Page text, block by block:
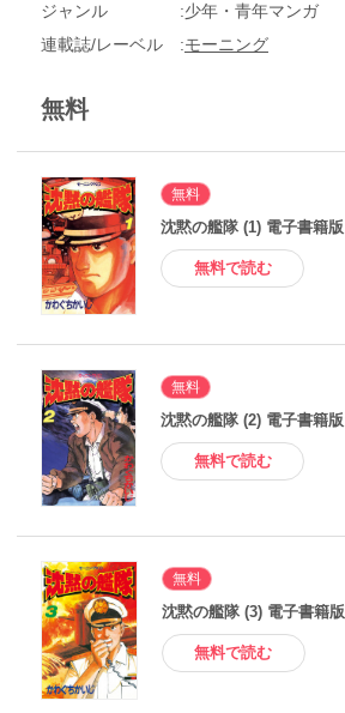
ジャンル
少年・青年マンガ
連載誌/レーベル
モーニング
無料
無料
沈黙の艦隊 (1) 電子書籍版
無料で読む
無料
沈黙の艦隊 (2) 電子書籍版
無料で読む
無料
沈黙の艦隊 (3) 電子書籍版
無料で読む